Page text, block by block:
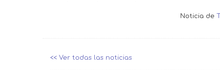
Noticia de
<< Ver todas las noticias